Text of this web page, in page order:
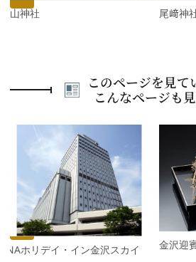
尾山神社 尾﨑神
このページを見て
こんなページも
v
i
u
s
ANAホリデイ・イン金沢スカイ 金沢迎